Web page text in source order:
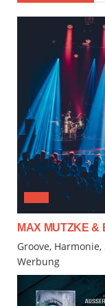
MAX MUTZKE &
Groove, Harmonie,
Werbung